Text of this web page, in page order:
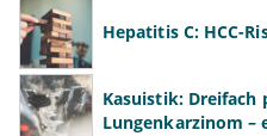
Hepatitis C: HCC-
Kasuistik: Dreifach
Lungenkarzinom –